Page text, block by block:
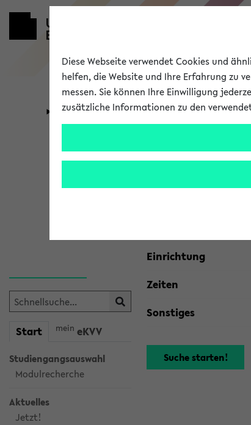
Universität Forschung
Start mein eKVV
Studiengangsauswahl
Modulrecherche
Aktuelles
Jetzt!
Ihre Suchkriterien:
Einrichtung
Zeiten
Sonstiges
Diese Webseite verwendet Cookies und
helfen, die Website und Ihre Erfahrung zu
messen. Sie können Ihre Einwilligung
zusätzliche Informationen zu den